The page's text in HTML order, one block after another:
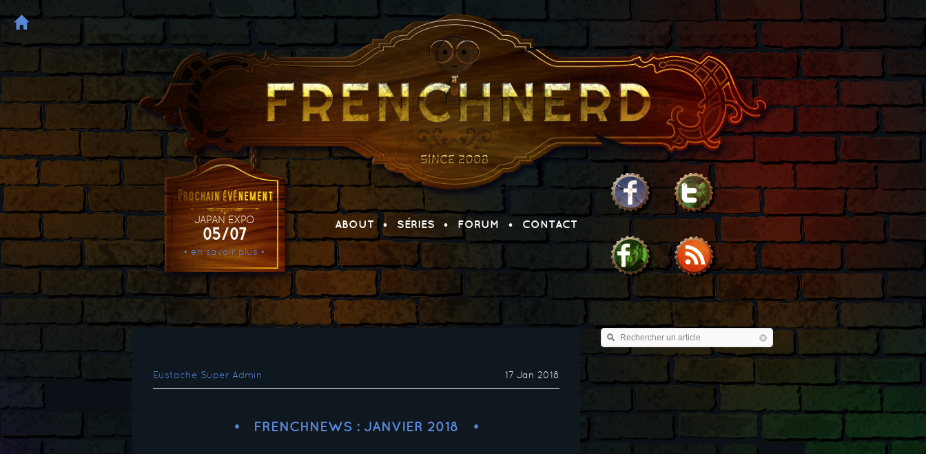
JAPAN EXPO
05/07
• en savoir plus •
ABOUT SÉRIES FORUM CONTACT
Eustache Super Admin 17 Jan 2018
FRENCHNEWS : JANVIER 2018
Rechercher un article